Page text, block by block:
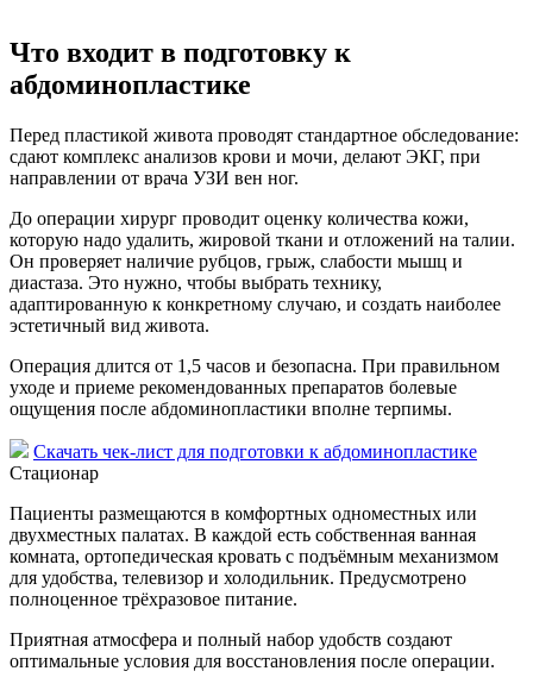
Что входит в подготовку к
абдоминопластике
Перед пластикой живота проводят стандартное обследование:
сдают комплекс анализов крови и мочи, делают ЭКГ, при
направлении от врача УЗИ вен ног.
До операции хирург проводит оценку количества кожи,
которую надо удалить, жировой ткани и отложений на талии.
Он проверяет наличие рубцов, грыж, слабости мышц и
диастаза. Это нужно, чтобы выбрать технику,
адаптированную к конкретному случаю, и создать наиболее
эстетичный вид живота.
Операция длится от 1,5 часов и безопасна. При правильном
уходе и приеме рекомендованных препаратов болевые
ощущения после абдоминопластики вполне терпимы.
Скачать чек-лист для подготовки к абдоминопластике
Стационар
Пациенты размещаются в комфортных одноместных или
двухместных палатах. В каждой есть собственная ванная
комната, ортопедическая кровать с подъёмным механизмом
для удобства, телевизор и холодильник. Предусмотрено
полноценное трёхразовое питание.
Приятная атмосфера и полный набор удобств создают
оптимальные условия для восстановления после операции.